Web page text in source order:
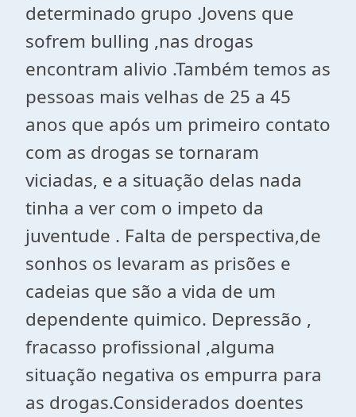
determinado grupo .Jovens que
sofrem bulling ,nas drogas
encontram alivio .Também temos as
pessoas mais velhas de 25 a 45
anos que após um primeiro contato
com as drogas se tornaram
viciadas, e a situação delas nada
tinha a ver com o impeto da
juventude . Falta de perspectiva,de
sonhos os levaram as prisões e
cadeias que são a vida de um
dependente quimico. Depressão ,
fracasso profissional ,alguma
situação negativa os empurra para
as drogas.Considerados doentes